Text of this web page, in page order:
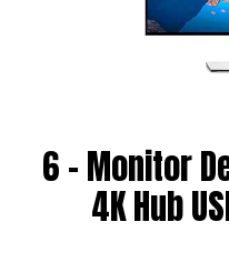
6 - Monitor
4K Hub